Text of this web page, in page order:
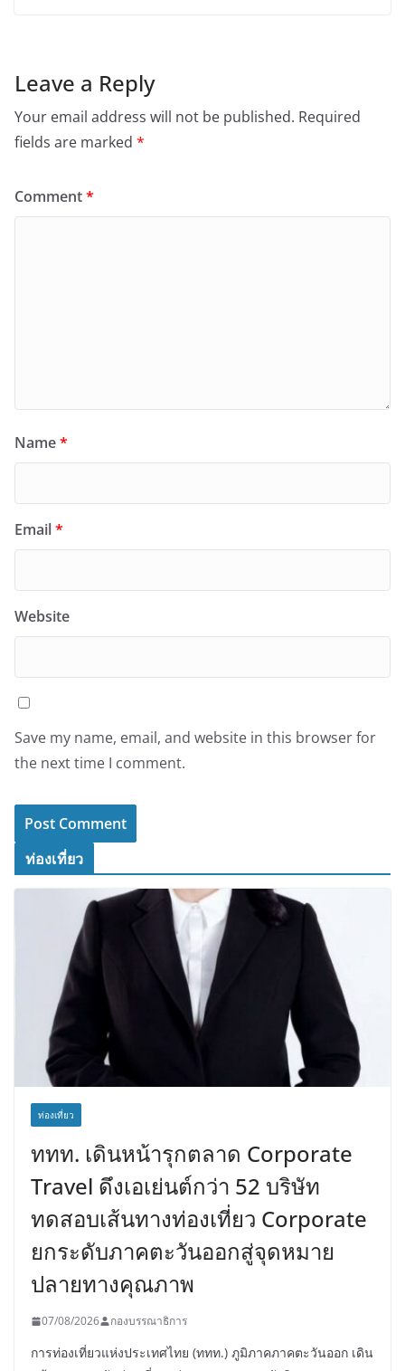
Leave a Reply
Your email address will not be published. Required
fields are marked *
Comment*
Name*
Email*
Website
Save my name, email, and website in this browser for
the next time I comment.
ท่องเที่ยว
ท่องเที่ยว
ททท. เดินหน้ารุกตลาด Corporate
Travel ดึงเอเย่นต์กว่า 52 บริษัท
ทดสอบเส้นทางท่องเที่ยว Corporate
ยกระดับภาคตะวันออกสู่จุดหมาย
ปลายทางคุณภาพ
07/08/2026 กองบรรณาธิการ
การท่องเที่ยวแห่งประเทศไทย (ททท.) ภูมิภาคภาคตะวันออก เดิน